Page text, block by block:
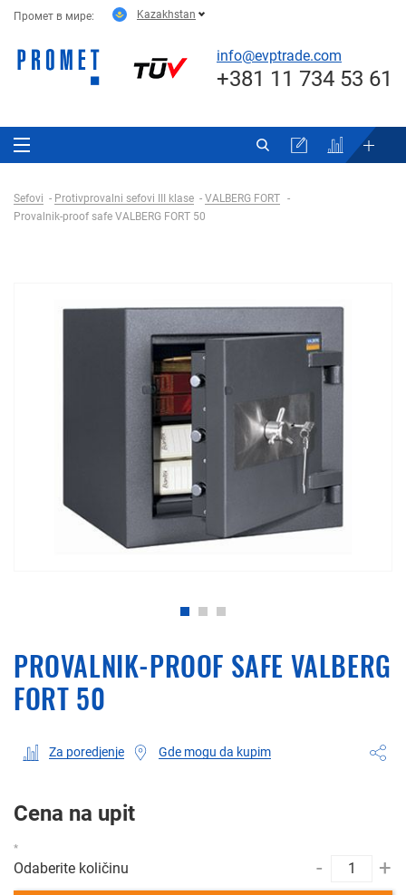
Промет в мире: Kazakhstan
info@evptrade.com
+381 11 734 53 61
Sefovi Protivprovalni sefovi III klase
VALBERG FORT
Provalnik-proof safe VALBERG FORT 50
PROVALNIK-PROOF SAFE VALBERG
FORT 50
Za poredjenje Gde mogu da kupim
Cena na upit
Odaberite količinu - +